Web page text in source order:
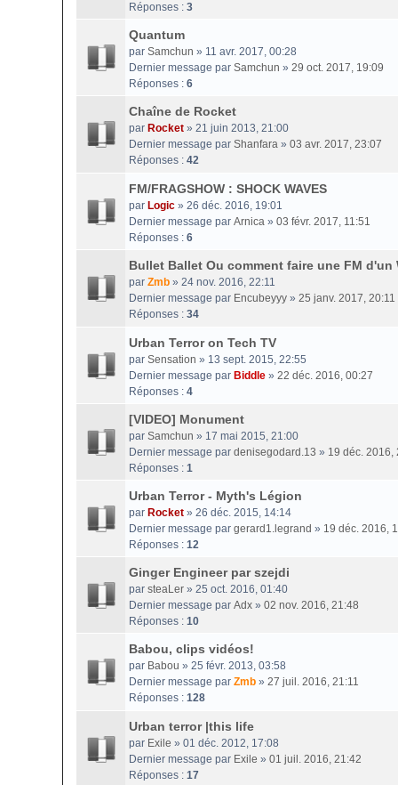
Réponses : 3
Quantum
par Samchun » 11 avr. 2017, 00:28
Dernier message par Samchun » 29 oct. 2017, 19:09
Réponses : 6
Chaîne de Rocket
par Rocket » 21 juin 2013, 21:00
Dernier message par Shanfara » 03 avr. 2017, 23:07
Réponses : 42
FM/FRAGSHOW : SHOCK WAVES
par Logic » 26 déc. 2016, 19:01
Dernier message par Arnica » 03 févr. 2017, 11:51
Réponses : 6
Bullet Ballet Ou comment faire une FM d'un
par Zmb » 24 nov. 2016, 22:11
Dernier message par Encubeyyy » 25 janv. 2017, 20:11
Réponses : 34
Urban Terror on Tech TV
par Sensation » 13 sept. 2015, 22:55
Dernier message par Biddle » 22 déc. 2016, 00:27
Réponses : 4
[VIDEO] Monument
par Samchun » 17 mai 2015, 21:00
Dernier message par denisegodard.13 » 19 déc. 2016,
Réponses : 1
Urban Terror - Myth's Légion
par Rocket » 26 déc. 2015, 14:14
Dernier message par gerard1.legrand » 19 déc. 2016,
Réponses : 12
Ginger Engineer par szejdi
par steaLer » 25 oct. 2016, 01:40
Dernier message par Adx » 02 nov. 2016, 21:48
Réponses : 10
Babou, clips vidéos!
par Babou » 25 févr. 2013, 03:58
Dernier message par Zmb » 27 juil. 2016, 21:11
Réponses : 128
Urban terror |this life
par Exile » 01 déc. 2012, 17:08
Dernier message par Exile » 01 juil. 2016, 21:42
Réponses : 17